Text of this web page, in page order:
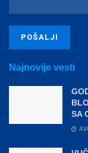
Najnovije vesti
SA